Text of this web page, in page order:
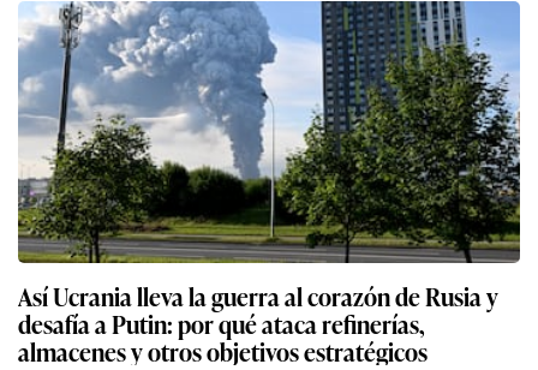
Así Ucrania lleva la guerra al corazón de Rusia y
desafía a Putin: por qué ataca refinerías,
almacenes y otros objetivos estratégicos